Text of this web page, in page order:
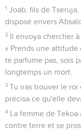
1 Joab, fils de
disposé envers
2 Il envoya chercher
« Prends une
te parfume pas, sois
longtemps un mort.
3 Tu iras trouver le roi
précisa ce qu'elle
4 La femme de
contre terre et se